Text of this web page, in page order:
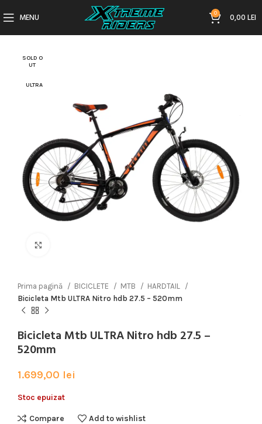
MENU 0 0,00LEI
SOLD O
UT
ULTRA
Prima pagină BICICLETE MTB
HARDTAIL
Bicicleta Mtb ULTRA Nitro hdb 27.5 – 520mm
Bicicleta Mtb ULTRA Nitro hdb 27.5 –
520mm
1.699,00 lei
Stoc epuizat
Compare Add to wishlist